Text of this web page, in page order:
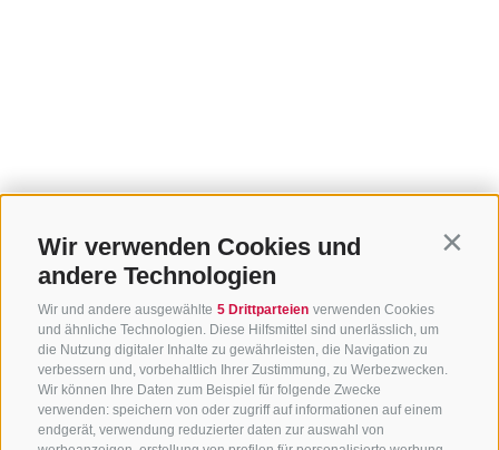
Wir verwenden Cookies und
andere Technologien
Wir und andere ausgewählte 5 Drittparteien verwenden Cookies
und ähnliche Technologien. Diese Hilfsmittel sind unerlässlich, um
die Nutzung digitaler Inhalte zu gewährleisten, die Navigation zu
verbessern und, vorbehaltlich Ihrer Zustimmung, zu Werbezwecken.
Wir können Ihre Daten zum Beispiel für folgende Zwecke
verwenden: speichern von oder zugriff auf informationen auf einem
endgerät, verwendung reduzierter daten zur auswahl von